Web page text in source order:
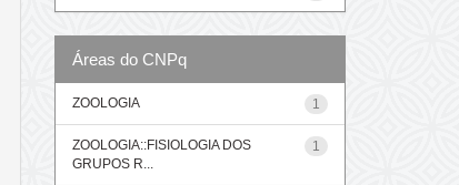
Áreas do CNPq
1
ZOOLOGIA
1
ZOOLOGIA::FISIOLOGIA DOS
GRUPOS R...